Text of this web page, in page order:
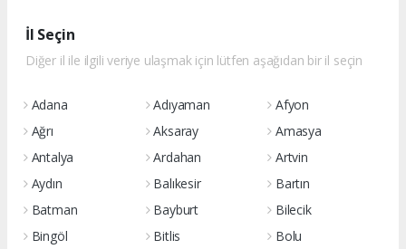
İl Seçin
Diğer il ile ilgili veriye ulaşmak için lütfen aşağıdan bir il seçin
Adana Adıyaman
Afyon
Ağrı
Aksaray
Amasya
Antalya
Ardahan
Artvin
Aydın
Balıkesir
Bartın
Batman
Bayburt
Bilecik
Bingöl
Bitlis
Bolu